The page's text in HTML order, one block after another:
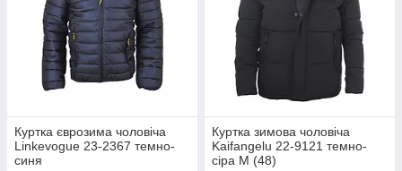
Куртка єврозима чоловіча
Linkevogue 23-2367 темно-
синя
Куртка зимова чоловіча
Kaifangelu 22-9121 темно-
сіра M (48)